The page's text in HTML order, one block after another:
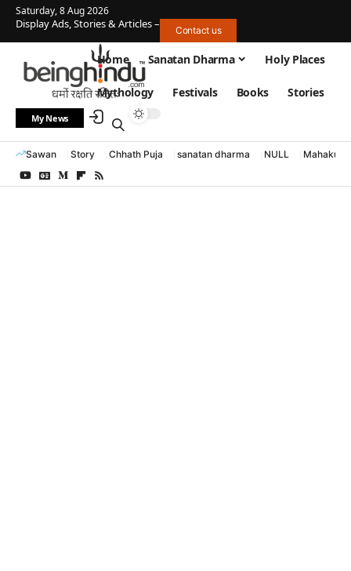
Saturday, 8 Aug 2026
Display Ads, Stories & Articles – Contact us
Home Sanatan Dharma Holy Places
Mythology Festivals Books Stories
My News
Sawan Story Chhath Puja sanatan dharma NULL